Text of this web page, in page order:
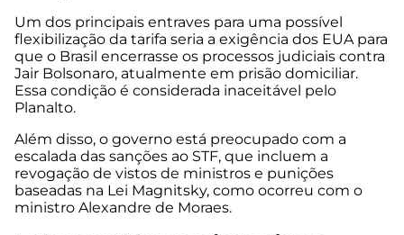
Um dos principais entraves para uma possível
flexibilização da tarifa seria a exigência dos EUA para
que o Brasil encerrasse os processos judiciais contra
Jair Bolsonaro, atualmente em prisão domiciliar.
Essa condição é considerada inaceitável pelo
Planalto.
Além disso, o governo está preocupado com a
escalada das sanções ao STF, que incluem a
revogação de vistos de ministros e punições
baseadas na Lei Magnitsky, como ocorreu com o
ministro Alexandre de Moraes.